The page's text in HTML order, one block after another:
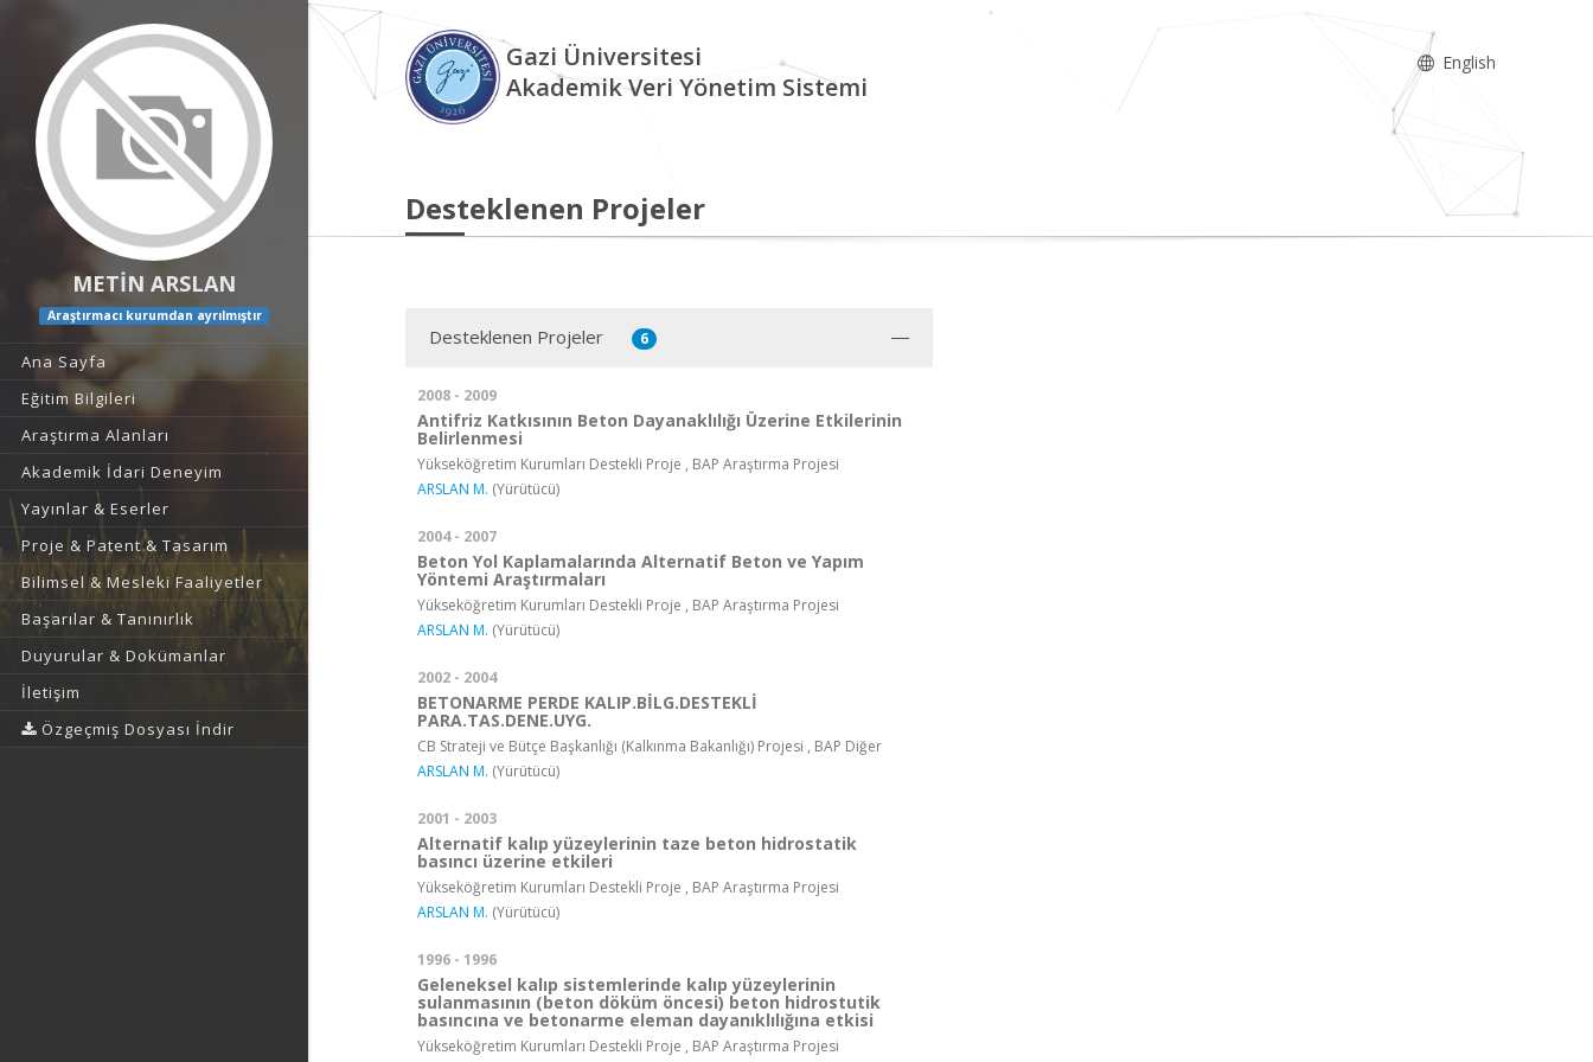
METİN ARSLAN
Araştırmacı kurumdan ayrılmıştır
Ana Sayfa
Eğitim Bilgileri
Araştırma Alanları
Akademik İdari Deneyim
Yayınlar & Eserler
Proje & Patent & Tasarım
Bilimsel & Mesleki Faaliyetler
Başarılar & Tanınırlık
Duyurular & Dokümanlar
İletişim
Özgeçmiş Dosyası İndir
Gazi Üniversitesi
Akademik Veri Yönetim Sistemi
English
Desteklenen Projeler
Desteklenen Projeler 6
2008 - 2009
Antifriz Katkısının Beton Dayanaklılığı Üzerine Etkilerinin
Belirlenmesi
Yükseköğretim Kurumları Destekli Proje , BAP Araştırma Projesi
ARSLAN M. (Yürütücü)
2004 - 2007
Beton Yol Kaplamalarında Alternatif Beton ve Yapım
Yöntemi Araştırmaları
Yükseköğretim Kurumları Destekli Proje , BAP Araştırma Projesi
ARSLAN M. (Yürütücü)
2002 - 2004
BETONARME PERDE KALIP.BİLG.DESTEKLİ
PARA.TAS.DENE.UYG.
CB Strateji ve Bütçe Başkanlığı (Kalkınma Bakanlığı) Projesi , BAP Diğer
ARSLAN M. (Yürütücü)
2001 - 2003
Alternatif kalıp yüzeylerinin taze beton hidrostatik
basıncı üzerine etkileri
Yükseköğretim Kurumları Destekli Proje , BAP Araştırma Projesi
ARSLAN M. (Yürütücü)
1996 - 1996
Geleneksel kalıp sistemlerinde kalıp yüzeylerinin
sulanmasının (beton döküm öncesi) beton hidrostutik
basıncına ve betonarme eleman dayanıklılığına etkisi
Yükseköğretim Kurumları Destekli Proje , BAP Araştırma Projesi